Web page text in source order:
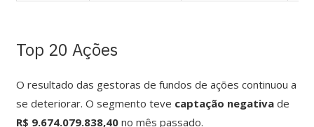
Top 20 Ações
O resultado das gestoras de fundos de ações continuou a
se deteriorar. O segmento teve captação negativa de
R$ 9.674.079.838,40 no mês passado.